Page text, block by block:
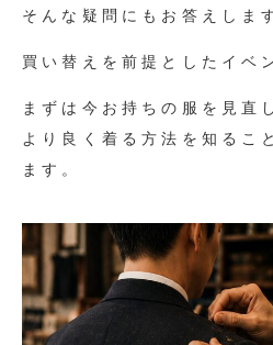
そんな疑問にもお答えしま
買い替えを前提としたイベ
まずは今お持ちの服を見直
より良く着る方法を知るこ
ます。